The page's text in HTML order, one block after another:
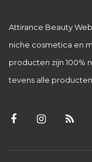
Attirance Beauty
niche cosmetica en
producten zijn 100%
tevens alle